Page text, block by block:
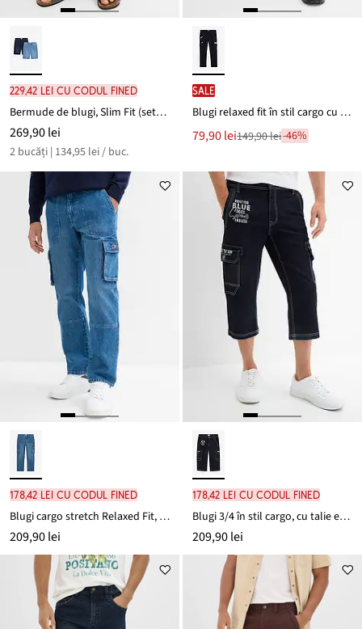
229,42 lei cu codul FINED
Bermude de blugi, Slim Fit (set/2 buc.)
269,90 lei
2 bucăți | 134,95 lei / buc.
SALE
Blugi relaxed fit în stil cargo cu stretch și talie confortabilă, drepți
Noul
preț
79,90 lei
Reducere
preț
149,90 lei
149,90 lei-46%
178,42 lei cu codul FINED
Blugi cargo stretch Relaxed Fit, straight
209,90 lei
178,42 lei cu codul FINED
Blugi 3/4 în stil cargo, cu talie elastică, Regular Fit
209,90 lei